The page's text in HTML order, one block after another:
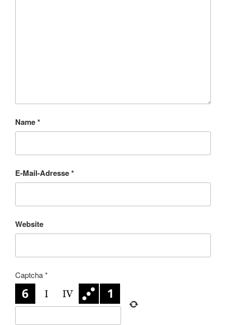
Name*
E-Mail-Adresse*
Website
Captcha*